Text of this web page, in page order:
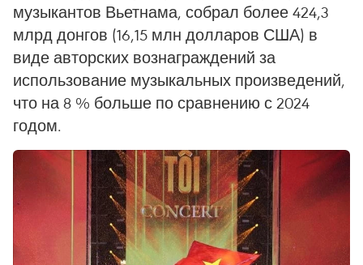
музыкантов Вьетнама, собрал более 424,3
млрд донгов (16,15 млн долларов США) в
виде авторских вознаграждений за
использование музыкальных произведений,
что на 8 % больше по сравнению с 2024
годом.